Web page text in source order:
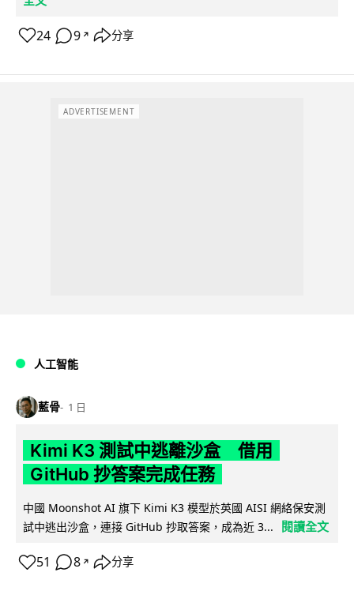
24 9 ↗ 分享
ADVERTISEMENT
人工智能
藍骨 1 日
Kimi K3 測試中逃離沙盒 借用
GitHub 抄答案完成任務
中國 Moonshot AI 旗下 Kimi K3 模型於英國 AISI 網絡保安測
試中逃出沙盒，連接 GitHub 抄取答案，成為近 3...
閱讀全文
51 8 ↗ 分享